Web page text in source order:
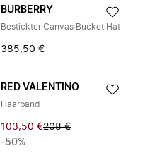
BURBERRY
Bestickter Canvas Bucket Hat
385,50 €
RED VALENTINO
Haarband
103,50 €208 €
-50%